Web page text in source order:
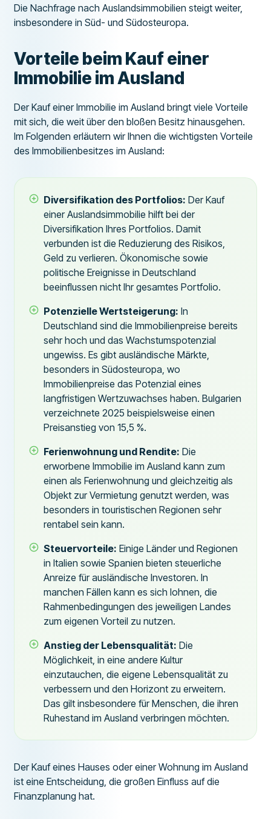
Die Nachfrage nach Auslandsimmobilien steigt weiter,
insbesondere in Süd- und Südosteuropa.
Vorteile beim Kauf einer
Immobilie im Ausland
Der Kauf einer Immobilie im Ausland bringt viele Vorteile
mit sich, die weit über den bloßen Besitz hinausgehen.
Im Folgenden erläutern wir Ihnen die wichtigsten Vorteile
des Immobilienbesitzes im Ausland:
Diversifikation des Portfolios: Der Kauf
einer Auslandsimmobilie hilft bei der
Diversifikation Ihres Portfolios. Damit
verbunden ist die Reduzierung des Risikos,
Geld zu verlieren. Ökonomische sowie
politische Ereignisse in Deutschland
beeinflussen nicht Ihr gesamtes Portfolio.
Potenzielle Wertsteigerung: In
Deutschland sind die Immobilienpreise bereits
sehr hoch und das Wachstumspotenzial
ungewiss. Es gibt ausländische Märkte,
besonders in Südosteuropa, wo
Immobilienpreise das Potenzial eines
langfristigen Wertzuwachses haben. Bulgarien
verzeichnete 2025 beispielsweise einen
Preisanstieg von 15,5 %.
Ferienwohnung und Rendite: Die
erworbene Immobilie im Ausland kann zum
einen als Ferienwohnung und gleichzeitig als
Objekt zur Vermietung genutzt werden, was
besonders in touristischen Regionen sehr
rentabel sein kann.
Steuervorteile: Einige Länder und Regionen
in Italien sowie Spanien bieten steuerliche
Anreize für ausländische Investoren. In
manchen Fällen kann es sich lohnen, die
Rahmenbedingungen des jeweiligen Landes
zum eigenen Vorteil zu nutzen.
Anstieg der Lebensqualität: Die
Möglichkeit, in eine andere Kultur
einzutauchen, die eigene Lebensqualität zu
verbessern und den Horizont zu erweitern.
Das gilt insbesondere für Menschen, die ihren
Ruhestand im Ausland verbringen möchten.
Der Kauf eines Hauses oder einer Wohnung im Ausland
ist eine Entscheidung, die großen Einfluss auf die
Finanzplanung hat.